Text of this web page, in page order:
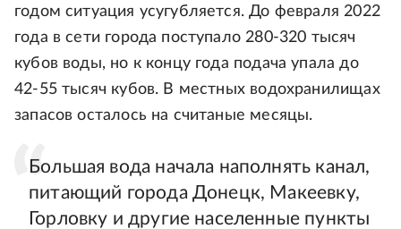
годом ситуация усугубляется. До февраля 2022
года в сети города поступало 280-320 тысяч
кубов воды, но к концу года подача упала до
42-55 тысяч кубов. В местных водохранилищах
запасов осталось на считаные месяцы.
Большая вода начала наполнять канал,
питающий города Донецк, Макеевку,
Горловку и другие населенные пункты